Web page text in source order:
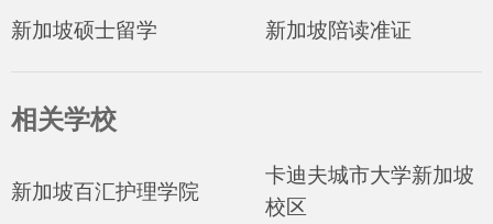
新加坡硕士留学
新加坡陪读准证
相关学校
新加坡百汇护理学院
卡迪夫城市大学新加坡
校区